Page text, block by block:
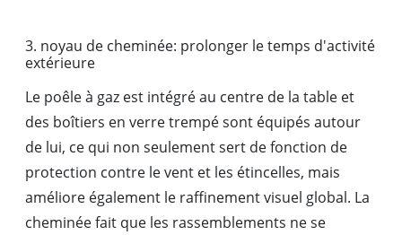
3. noyau de cheminée: prolonger le temps d'activité
extérieure
Le poêle à gaz est intégré au centre de la table et
des boîtiers en verre trempé sont équipés autour
de lui, ce qui non seulement sert de fonction de
protection contre le vent et les étincelles, mais
améliore également le raffinement visuel global. La
cheminée fait que les rassemblements ne se